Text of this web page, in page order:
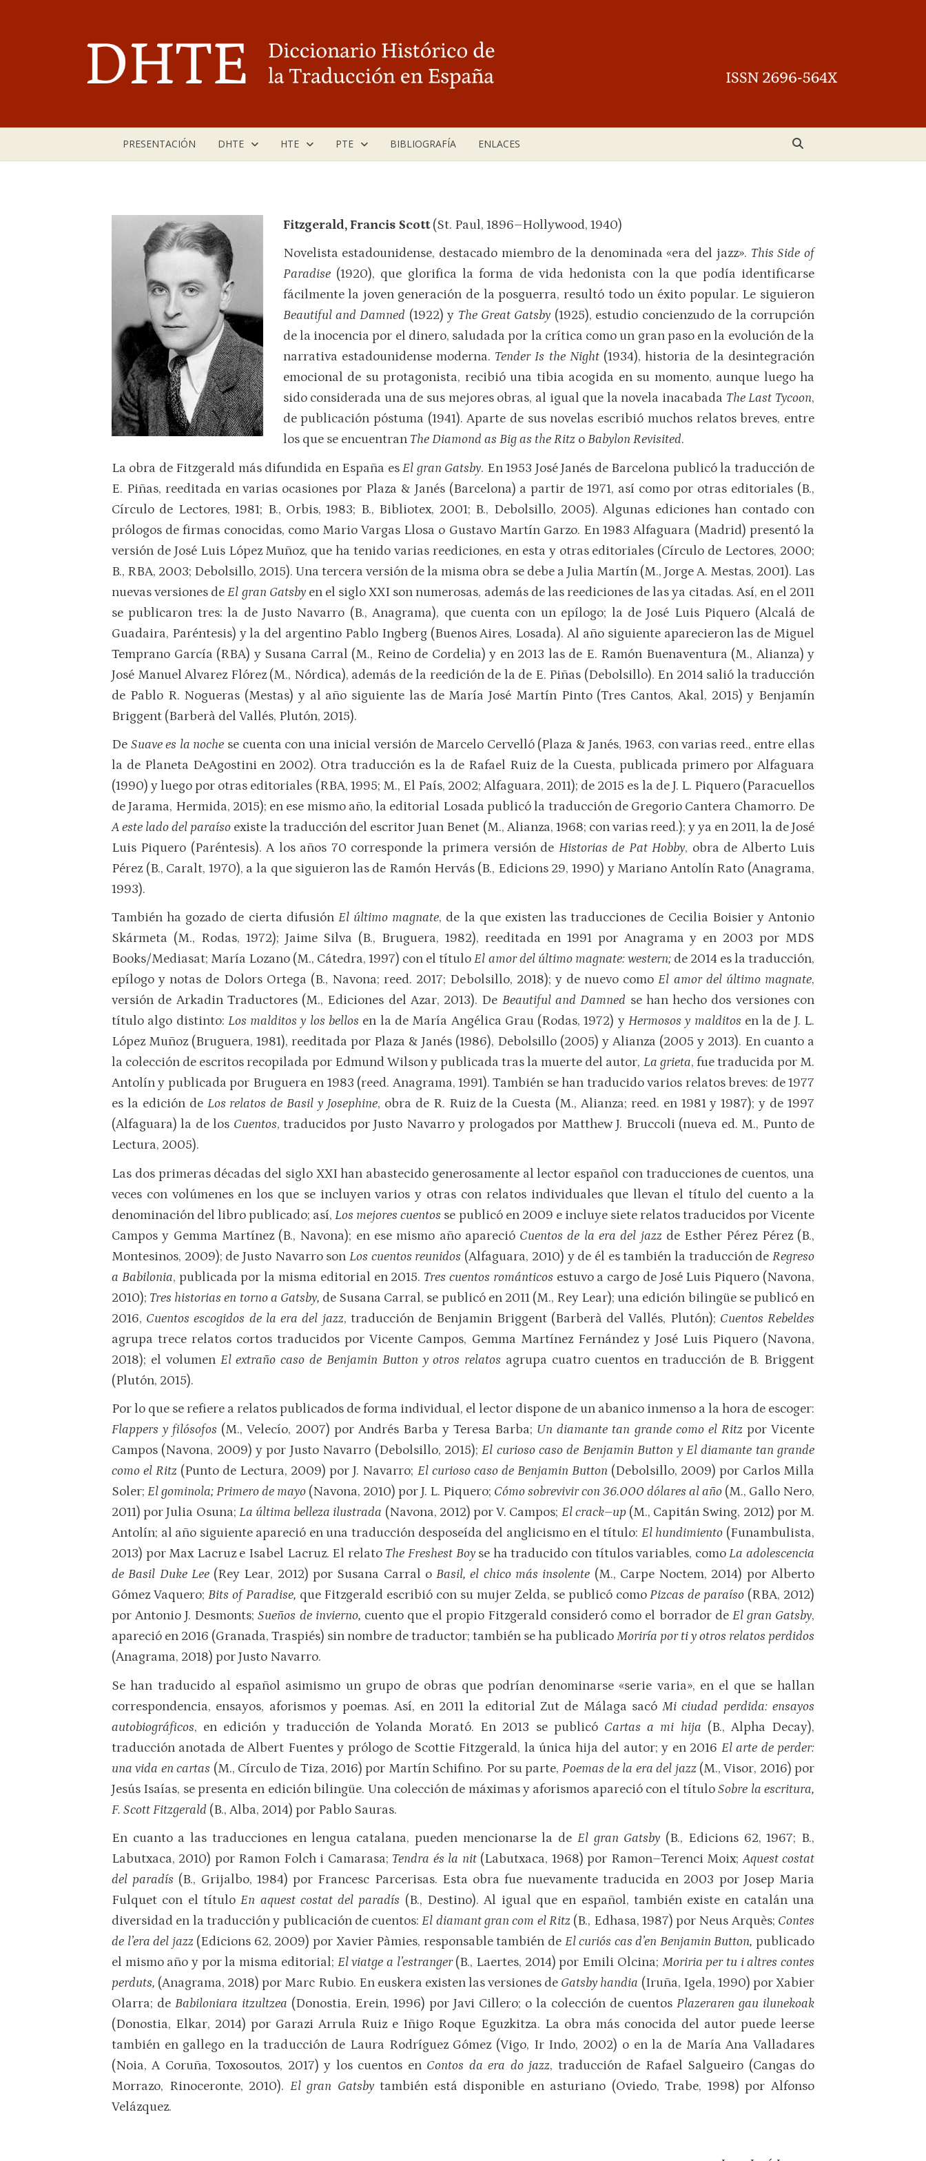
PRESENTACIÓN DHTE HTE PTE BIBLIOGRAFÍA ENLACES
Fitzgerald, Francis Scott(St. Paul, 1896–Hollywood, 1940)
Novelista estadounidense, destacado miembro de la denominada «era del jazz». This Side of
Paradise (1920), que glorifica la forma de vida hedonista con la que podía identificarse
fácilmente la joven generación de la posguerra, resultó todo un éxito popular. Le siguieron
Beautiful and Damned (1922) y The Great Gatsby (1925), estudio concienzudo de la corrupción
de la inocencia por el dinero, saludada por la crítica como un gran paso en la evolución de la
narrativa estadounidense moderna. Tender Is the Night (1934), historia de la desintegración
emocional de su protagonista, recibió una tibia acogida en su momento, aunque luego ha
sido considerada una de sus mejores obras, al igual que la novela inacabada The Last Tycoon,
de publicación póstuma (1941). Aparte de sus novelas escribió muchos relatos breves, entre
los que se encuentran The Diamond as Big as the Ritz oBabylon Revisited.
La obra de Fitzgerald más difundida en España esEl gran Gatsby. En 1953 José Janés de Barcelona publicó la traducción de
E. Piñas, reeditada en varias ocasiones por Plaza & Janés (Barcelona) a partir de 1971, así como por otras editoriales (B.,
Círculo de Lectores, 1981; B., Orbis, 1983; B., Bibliotex, 2001; B., Debolsillo, 2005). Algunas ediciones han contado con
prólogos de firmas conocidas, como Mario Vargas Llosa o Gustavo Martín Garzo. En 1983 Alfaguara (Madrid) presentó la
versión de José Luis López Muñoz, que ha tenido varias reediciones, en esta y otras editoriales (Círculo de Lectores, 2000;
B., RBA, 2003; Debolsillo, 2015). Una tercera versión de la misma obra se debe a Julia Martín (M., Jorge A. Mestas, 2001). Las
nuevas versiones deEl gran Gatsby en el siglo XXI son numerosas, además de las reediciones de las ya citadas. Así, en el 2011
se publicaron tres: la de Justo Navarro (B., Anagrama), que cuenta con un epílogo; la de José Luis Piquero (Alcalá de
Guadaira, Paréntesis) y la del argentino Pablo Ingberg (Buenos Aires, Losada). Al año siguiente aparecieron las de Miguel
Temprano García (RBA) y Susana Carral (M., Reino de Cordelia) y en 2013 las de E. Ramón Buenaventura (M., Alianza) y
José Manuel Alvarez Flórez (M., Nórdica), además de la reedición de la de E. Piñas (Debolsillo). En 2014 salió la traducción
de Pablo R. Nogueras (Mestas) y al año siguiente las de María José Martín Pinto (Tres Cantos, Akal, 2015) y Benjamín
Briggent (Barberà del Vallés, Plutón, 2015).
De Suave es la noche se cuenta con una inicial versión de Marcelo Cervelló (Plaza & Janés, 1963, con varias reed., entre ellas
la de Planeta DeAgostini en 2002). Otra traducción es la de Rafael Ruiz de la Cuesta, publicada primero por Alfaguara
(1990) y luego por otras editoriales (RBA, 1995; M., El País, 2002; Alfaguara, 2011); de 2015 es la de J. L. Piquero (Paracuellos
de Jarama, Hermida, 2015); en ese mismo año, la editorial Losada publicó la traducción de Gregorio Cantera Chamorro. De
A este lado del paraíso existe la traducción del escritor Juan Benet (M., Alianza, 1968; con varias reed.); y ya en 2011, la de José
Luis Piquero (Paréntesis). A los años 70 corresponde la primera versión de Historias de Pat Hobby, obra de Alberto Luis
Pérez (B., Caralt, 1970), a la que siguieron las de Ramón Hervás (B., Edicions 29, 1990) y Mariano Antolín Rato (Anagrama,
1993).
También ha gozado de cierta difusión El último magnate, de la que existen las traducciones de Cecilia Boisier y Antonio
Skármeta (M., Rodas, 1972); Jaime Silva (B., Bruguera, 1982), reeditada en 1991 por Anagrama y en 2003 por MDS
Books/Mediasat; María Lozano (M., Cátedra, 1997) con el títuloEl amor del último magnate: western; de 2014 es la traducción,
epílogo y notas de Dolors Ortega (B., Navona; reed. 2017; Debolsillo, 2018); y de nuevo comoEl amor del último magnate,
versión de Arkadin Traductores (M., Ediciones del Azar, 2013). De Beautiful and Damned se han hecho dos versiones con
título algo distinto: Los malditos y los bellos en la de María Angélica Grau (Rodas, 1972) y Hermosos y malditos en la de J. L.
López Muñoz (Bruguera, 1981), reeditada por Plaza & Janés (1986), Debolsillo (2005) y Alianza (2005 y 2013). En cuanto a
la colección de escritos recopilada por Edmund Wilson y publicada tras la muerte del autor, La grieta, fue traducida por M.
Antolín y publicada por Bruguera en 1983 (reed. Anagrama, 1991). También se han traducido varios relatos breves: de 1977
es la edición de Los relatos de Basil y Josephine, obra de R. Ruiz de la Cuesta (M., Alianza; reed. en 1981 y 1987); y de 1997
(Alfaguara) la de los Cuentos, traducidos por Justo Navarro y prologados por Matthew J. Bruccoli (nueva ed. M., Punto de
Lectura, 2005).
Las dos primeras décadas del siglo XXI han abastecido generosamente al lector español con traducciones de cuentos, una
veces con volúmenes en los que se incluyen varios y otras con relatos individuales que llevan el título del cuento a la
denominación del libro publicado; así,Los mejores cuentos se publicó en 2009 e incluye siete relatos traducidos por Vicente
Campos y Gemma Martínez (B., Navona); en ese mismo año apareció Cuentos de la era del jazz de Esther Pérez Pérez (B.,
Montesinos, 2009); de Justo Navarro sonLos cuentos reunidos (Alfaguara, 2010) y de él es también la traducción deRegreso
a Babilonia, publicada por la misma editorial en 2015. Tres cuentos románticos estuvo a cargo de José Luis Piquero (Navona,
2010); Tres historias en torno a Gatsby, de Susana Carral, se publicó en 2011 (M., Rey Lear); una edición bilingüe se publicó en
2016, Cuentos escogidos de la era del jazz, traducción de Benjamin Briggent (Barberà del Vallés, Plutón); Cuentos Rebeldes
agrupa trece relatos cortos traducidos por Vicente Campos, Gemma Martínez Fernández y José Luis Piquero (Navona,
2018); el volumen El extraño caso de Benjamin Button y otros relatos agrupa cuatro cuentos en traducción de B. Briggent
(Plutón, 2015).
Por lo que se refiere a relatos publicados de forma individual, el lector dispone de un abanico inmenso a la hora de escoger:
Flappers y filósofos (M., Velecío, 2007) por Andrés Barba y Teresa Barba; Un diamante tan grande como el Ritz por Vicente
Campos (Navona, 2009) y por Justo Navarro (Debolsillo, 2015);El curioso caso de Benjamin Button y El diamante tan grande
como el Ritz (Punto de Lectura, 2009) por J. Navarro; El curioso caso de Benjamin Button (Debolsillo, 2009) por Carlos Milla
Soler; El gominola; Primero de mayo (Navona, 2010) por J. L. Piquero; Cómo sobrevivir con 36.000 dólares al año (M., Gallo Nero,
2011) por Julia Osuna; La última belleza ilustrada (Navona, 2012) por V. Campos; El crack–up(M., Capitán Swing, 2012) por M.
Antolín; al año siguiente apareció en una traducción desposeída del anglicismo en el título: El hundimiento (Funambulista,
2013) por Max Lacruz e Isabel Lacruz. El relato The Freshest Boy se ha traducido con títulos variables, comoLa adolescencia
de Basil Duke Lee (Rey Lear, 2012) por Susana Carral oBasil, el chico más insolente (M., Carpe Noctem, 2014) por Alberto
Gómez Vaquero; Bits of Paradise, que Fitzgerald escribió con su mujer Zelda, se publicó comoPizcas de paraíso (RBA, 2012)
por Antonio J. Desmonts;Sueños de invierno, cuento que el propio Fitzgerald consideró como el borrador de El gran Gatsby,
apareció en 2016 (Granada, Traspiés) sin nombre de traductor; también se ha publicadoMoriría por ti y otros relatos perdidos
(Anagrama, 2018) por Justo Navarro.
Se han traducido al español asimismo un grupo de obras que podrían denominarse «serie varia», en el que se hallan
correspondencia, ensayos, aforismos y poemas. Así, en 2011 la editorial Zut de Málaga sacóMi ciudad perdida: ensayos
autobiográficos, en edición y traducción de Yolanda Morató. En 2013 se publicó Cartas a mi hija (B., Alpha Decay),
traducción anotada de Albert Fuentes y prólogo de Scottie Fitzgerald, la única hija del autor; y en 2016 El arte de perder:
una vida en cartas (M., Círculo de Tiza, 2016) por Martín Schifino. Por su parte, Poemas de la era del jazz (M., Visor, 2016) por
Jesús Isaías, se presenta en edición bilingüe. Una colección de máximas y aforismos apareció con el títuloSobre la escritura,
F. Scott Fitzgerald (B., Alba, 2014) por Pablo Sauras.
En cuanto a las traducciones en lengua catalana, pueden mencionarse la de El gran Gatsby (B., Edicions 62, 1967; B.,
Labutxaca, 2010) por Ramon Folch i Camarasa; Tendra és la nit (Labutxaca, 1968) por Ramon–Terenci Moix;Aquest costat
del paradís (B., Grijalbo, 1984) por Francesc Parcerisas. Esta obra fue nuevamente traducida en 2003 por Josep Maria
Fulquet con el títuloEn aquest costat del paradís (B., Destino). Al igual que en español, también existe en catalán una
diversidad en la traducción y publicación de cuentos:El diamant gran com el Ritz (B., Edhasa, 1987) por Neus Arquès; Contes
de l’era del jazz (Edicions 62, 2009) por Xavier Pàmies, responsable también de El curiós cas d’en Benjamin Button, publicado
el mismo año y por la misma editorial; El viatge a l’estranger(B., Laertes, 2014) por Emili Olcina; Moriria per tu i altres contes
perduts, (Anagrama, 2018) por Marc Rubio. En euskera existen las versiones de Gatsby handia (Iruña, Igela, 1990) por Xabier
Olarra; de Babiloniara itzultzea (Donostia, Erein, 1996) por Javi Cillero; o la colección de cuentos Plazeraren gau ilunekoak
(Donostia, Elkar, 2014) por Garazi Arrula Ruiz e Iñigo Roque Eguzkitza. La obra más conocida del autor puede leerse
también en gallego en la traducción de Laura Rodríguez Gómez (Vigo, Ir Indo, 2002) o en la de María Ana Valladares
(Noia, A Coruña, Toxosoutos, 2017) y los cuentos en Contos da era do jazz, traducción de Rafael Salgueiro (Cangas do
Morrazo, Rinoceronte, 2010). El gran Gatsbytambién está disponible en asturiano (Oviedo, Trabe, 1998) por Alfonso
Velázquez.